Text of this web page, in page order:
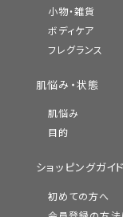
小物・雑貨
ボディケア
フレグランス
肌悩み・状態
肌悩み
目的
ショッピングガイド
初めての方へ